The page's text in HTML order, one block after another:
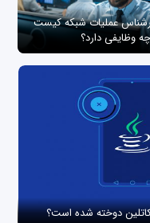
عملیات شبکه کیست
وظایفی دارد؟
کاتلین دوخته شده است؟